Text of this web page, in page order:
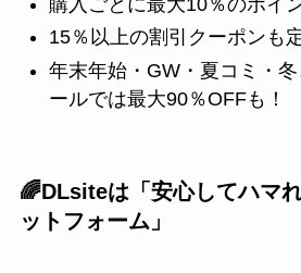
15％以上の割引クーポンも
年末年始・GW・夏コミ・
ールでは最大90％OFFも！
🌈DLsiteは「安心してハマ
ットフォーム」